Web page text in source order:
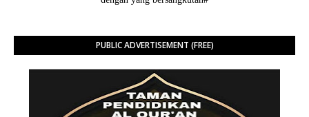
PUBLIC ADVERTISEMENT (FREE)